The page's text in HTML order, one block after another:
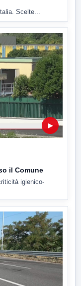
Scelte...
▶
il Comune
igienico-